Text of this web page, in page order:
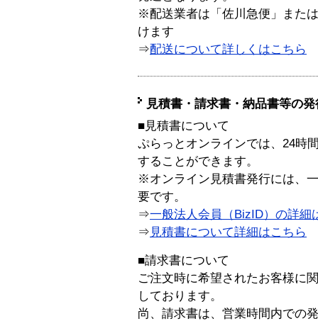
※配送業者は「佐川急便」また
けます
⇒配送について詳しくはこちら
見積書・請求書・納品書等の
■見積書について
ぷらっとオンラインでは、24時
することができます。
※オンライン見積書発行には、
要です。
⇒一般法人会員（BizID）の詳細
⇒ 見積書について詳細はこちら
■請求書について
ご注文時に希望されたお客様に
しております。
尚、請求書は、営業時間内での